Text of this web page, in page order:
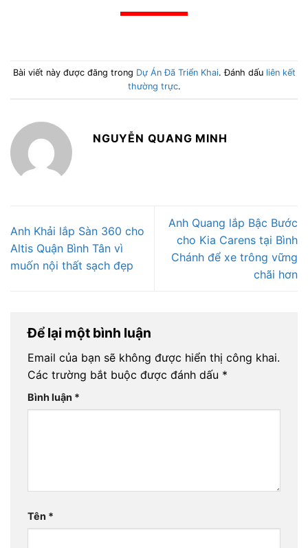
Bài viết này được đăng trong Dự Án Đã Triển Khai. Đánh dấu liên kết
thường trực.
NGUYỄN QUANG MINH
Anh Khải lắp Sàn 360 cho
Altis Quận Bình Tân vì
muốn nội thất sạch đẹp
Anh Quang lắp Bậc Bước
cho Kia Carens tại Bình
Chánh để xe trông vững
chãi hơn
Để lại một bình luận
Email của bạn sẽ không được hiển thị công khai.
Các trường bắt buộc được đánh dấu *
Bình luận *
Tên *